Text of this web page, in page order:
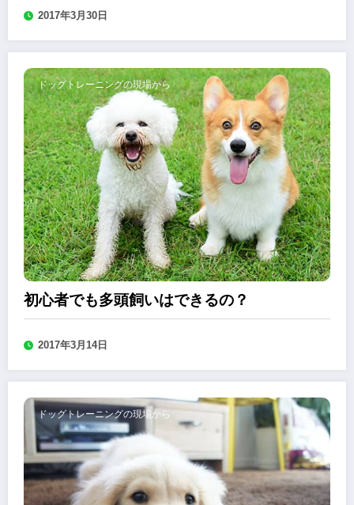
2017年3月30日
ドッグトレーニングの現場から
初心者でも多頭飼いはできるの？
2017年3月14日
ドッグトレーニングの現場から